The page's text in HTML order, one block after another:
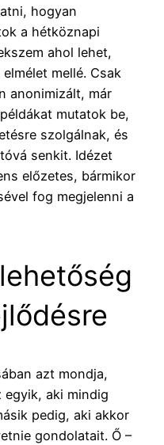
hogyan
a hétköznapi
ahol lehet,
mellé. Csak
anonimizált, már
mutatok be,
szolgálnak, és
senkit. Idézet
előzetes, bármikor
fog megjelenni a
azt mondja,
egyik, aki mindig
pedig, aki akkor
gondolatait. Ő –